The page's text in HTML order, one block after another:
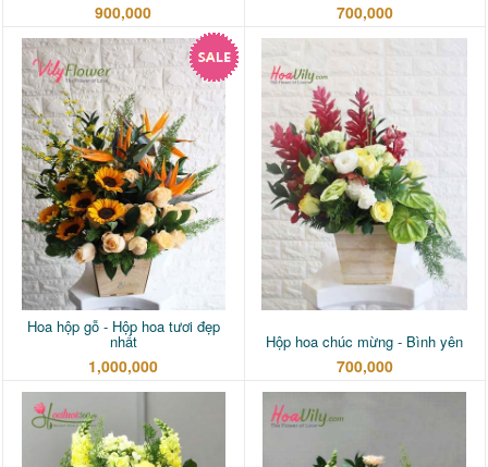
900,000 700,000
Hoa hộp gỗ - Hộp hoa tươi đẹp
nhất
1,000,000
Hộp hoa chúc mừng - Bình yên
700,000